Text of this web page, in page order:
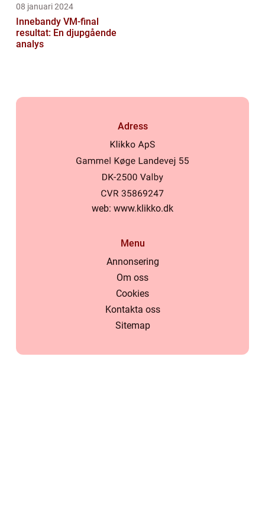
08 januari 2024
Innebandy VM-final
resultat: En djupgående
analys
Adress
web: www.klikko.dk
Menu
Annonsering
Om oss
Cookies
Kontakta oss
Sitemap